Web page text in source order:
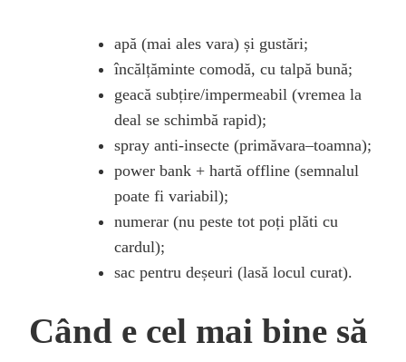
apă (mai ales vara) și gustări;
încălțăminte comodă, cu talpă bună;
geacă subțire/impermeabil (vremea la
deal se schimbă rapid);
spray anti-insecte (primăvara–toamna);
power bank + hartă offline (semnalul
poate fi variabil);
numerar (nu peste tot poți plăti cu
cardul);
sac pentru deșeuri (lasă locul curat).
Când e cel mai bine să